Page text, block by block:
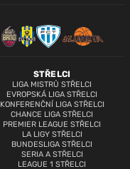
STŘELCI
LIGA MISTRŮ STŘELCI
EVROPSKÁ LIGA STŘELCI
KONFERENČNÍ LIGA STŘELCI
CHANCE LIGA STŘELCI
PREMIER LEAGUE STŘELCI
LA LIGY STŘELCI
BUNDESLIGA STŘELCI
SERIA A STŘELCI
LEAGUE 1 STŘELCI